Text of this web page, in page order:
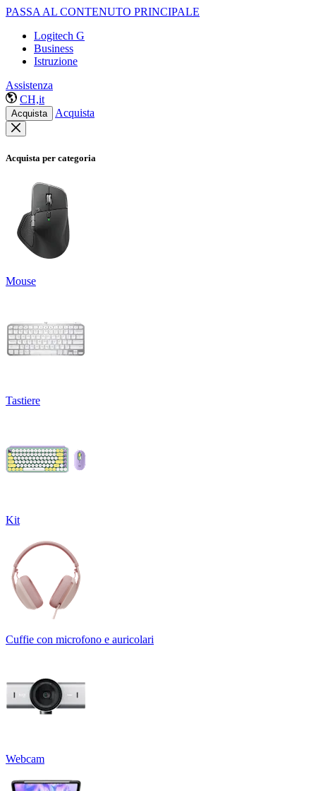
PASSA AL CONTENUTO PRINCIPALE
Logitech G
Business
Istruzione
Assistenza
CH,it
Acquista Acquista
Acquista per categoria
Mouse
Tastiere
Kit
Cuffie con microfono e auricolari
Webcam